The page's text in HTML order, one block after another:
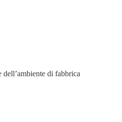
di fabbrica